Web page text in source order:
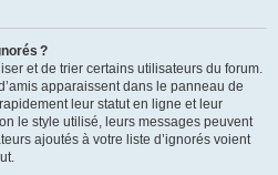
?
et de trier certains utilisateurs du forum.
apparaissent dans le panneau de
leur statut en ligne et leur
le style utilisé, leurs messages peuvent
ajoutés à votre liste d’ignorés voient